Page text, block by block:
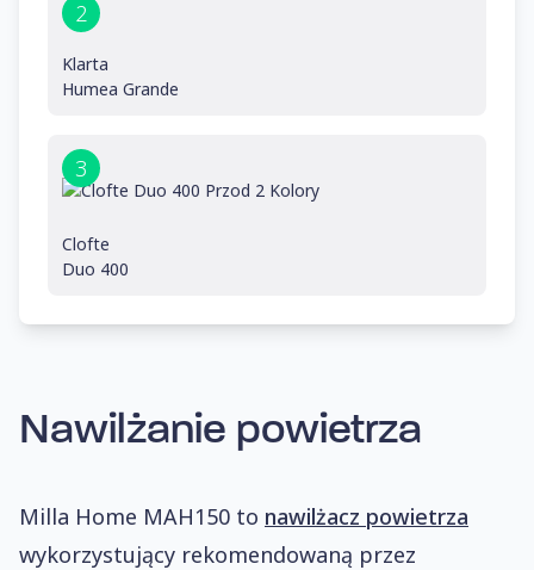
2
Klarta
Humea Grande
3
Clofte
Duo 400
Nawilżanie powietrza
Milla Home MAH150 to nawilżacz powietrza
wykorzystujący rekomendowaną przez